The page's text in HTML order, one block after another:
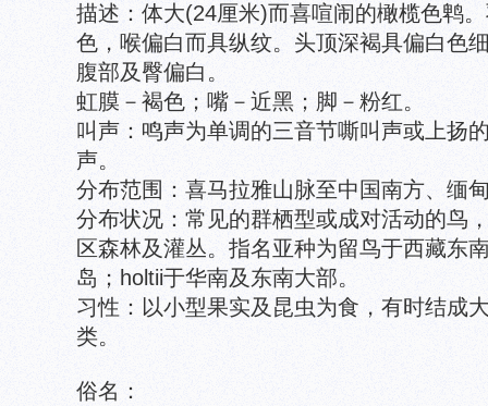
描述：体大(24厘米)而喜喧闹的橄榄色鹎
色，喉偏白而具纵纹。头顶深褐具偏白色
腹部及臀偏白。
虹膜－褐色；嘴－近黑；脚－粉红。
叫声：鸣声为单调的三音节嘶叫声或上扬
声。
分布范围：喜马拉雅山脉至中国南方、缅
分布状况：常见的群栖型或成对活动的鸟
区森林及灌丛。指名亚种为留鸟于西藏东
岛；holtii于华南及东南大部。
习性：以小型果实及昆虫为食，有时结成
类。
俗名：